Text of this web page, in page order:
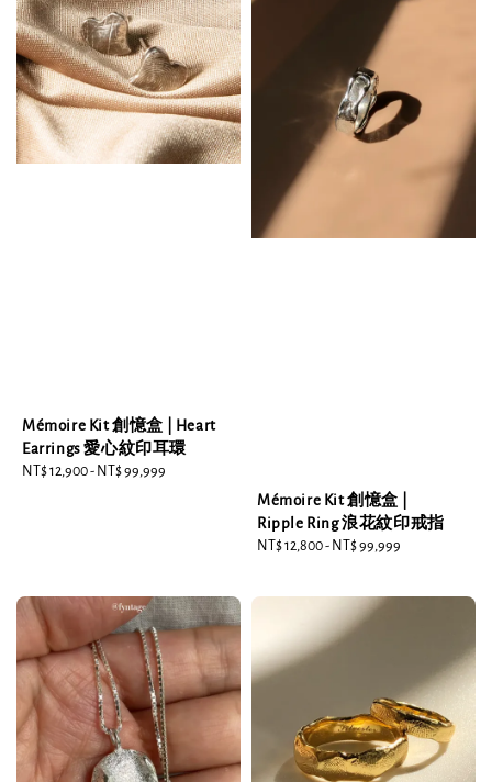
Mémoire Kit 創憶盒 | Heart
Earrings 愛心紋印耳環
Regular
NT$ 12,900- NT$ 99,999
Mémoire Kit 創憶盒 |
Ripple Ring 浪花紋印戒指
Regular
NT$ 12,800- NT$ 99,999